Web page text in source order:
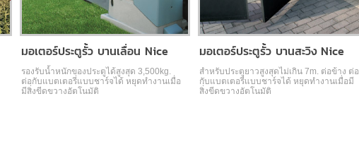
มอเตอร์ประตูรั้ว บานเลื่อน Nice
รองรับน้ำหนักของประตูได้สูงสุด 3,500kg.
ต่อกับแบตเตอรี่แบบชาร์จได้ หยุดทำงานเมื่อ
มีสิ่่งขีดขวางอัตโนมัติ
มอเตอร์ประตูรั้ว บานสะวิง Nice
สำหรับประตูยาวสูงสุดไม่เกิน 7m. ต่อข้าง ต่อ
กับแบตเตอรี่แบบชาร์จได้ หยุดทำงานเมื่อมี
สิ่่งขีดขวางอัตโนมัติ